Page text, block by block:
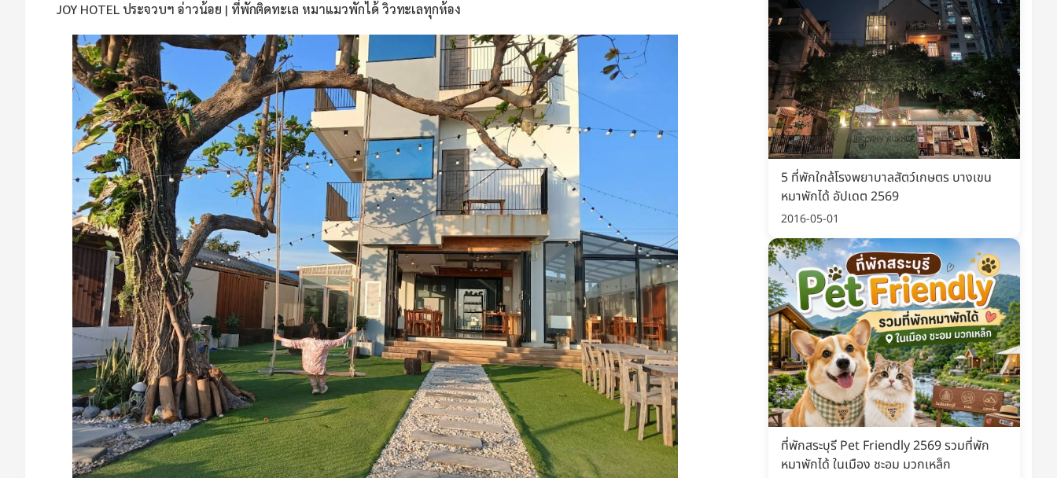
JOY HOTEL ประจวบฯ อ่าวน้อย | ที่พักติดทะเล หมาแมวพักได้ วิวทะเลทุกห้อง
5 ที่พักใกล้โรงพยาบาลสัตว์เกษตร บางเขน
หมาพักได้ อัปเดต 2569
2016-05-01
ที่พักสระบุรี Pet Friendly 2569 รวมที่พัก
หมาพักได้ ในเมือง ชะอม มวกเหล็ก